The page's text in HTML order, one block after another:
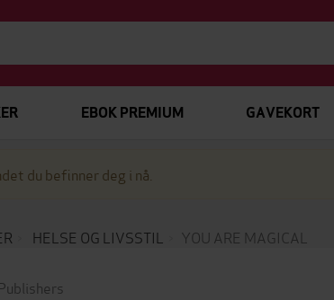
EBOK PREMIUM GAVEKORT
du befinner deg i nå.
HELSE OG LIVSSTIL YOU ARE MAGICAL